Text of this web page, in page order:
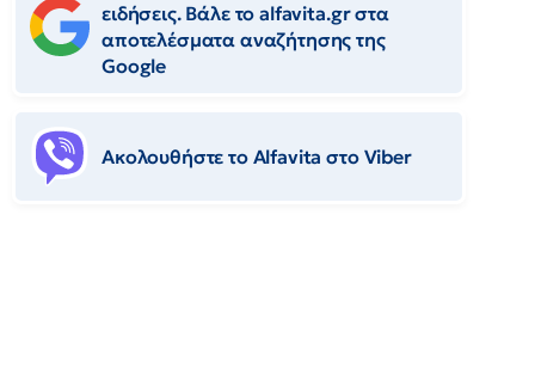
ειδήσεις. Βάλε το alfavita.gr στα
αποτελέσματα αναζήτησης της
Google
Ακολουθήστε το Αlfavita στο Viber